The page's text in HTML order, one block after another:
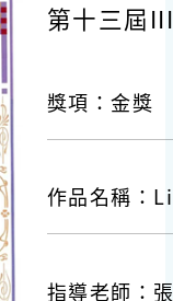
第十三屆
獎項：金獎
作品名稱：
指導老師：